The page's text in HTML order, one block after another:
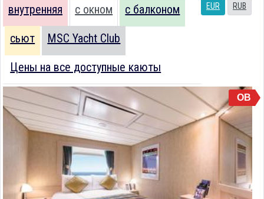
EUR RUB
внутренняя с окном с балконом
сьют MSC Yacht Club
Цены на все доступные каюты
OB